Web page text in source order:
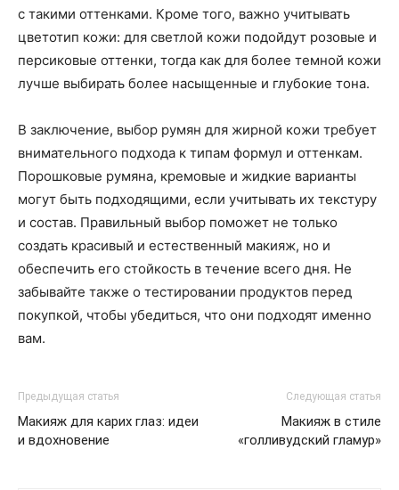
с такими оттенками. Кроме того, важно учитывать
цветотип кожи: для светлой кожи подойдут розовые и
персиковые оттенки, тогда как для более темной кожи
лучше выбирать более насыщенные и глубокие тона.
В заключение, выбор румян для жирной кожи требует
внимательного подхода к типам формул и оттенкам.
Порошковые румяна, кремовые и жидкие варианты
могут быть подходящими, если учитывать их текстуру
и состав. Правильный выбор поможет не только
создать красивый и естественный макияж, но и
обеспечить его стойкость в течение всего дня. Не
забывайте также о тестировании продуктов перед
покупкой, чтобы убедиться, что они подходят именно
вам.
Предыдущая статья
Макияж для карих глаз: идеи
и вдохновение
Следующая статья
Макияж в стиле
«голливудский гламур»